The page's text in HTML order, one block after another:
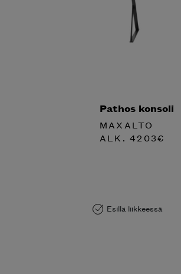
Pathos konsoli
MAXALTO
ALK.4203€
Esillä liikkeessä